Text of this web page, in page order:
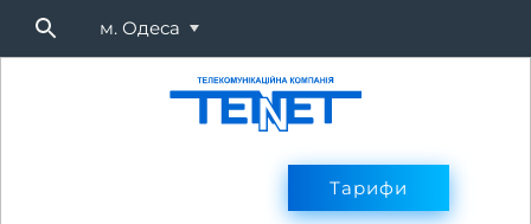
м. Одеса
Оплата
Тарифи